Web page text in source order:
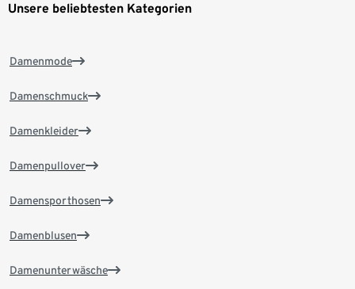
Unsere beliebtesten Kategorien
Damenmode
Damenschmuck
Damenkleider
Damenpullover
Damensporthosen
Damenblusen
Damenunterwäsche